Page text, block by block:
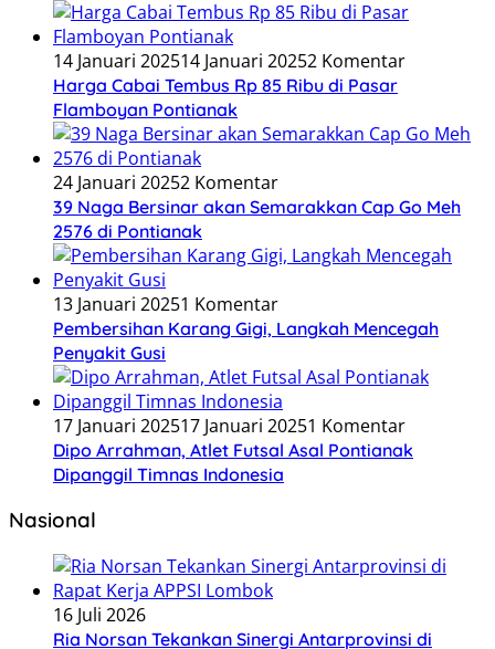
14 Januari 202514 Januari 20252 Komentar
Harga Cabai Tembus Rp 85 Ribu di Pasar
Flamboyan Pontianak
24 Januari 20252 Komentar
39 Naga Bersinar akan Semarakkan Cap Go Meh
2576 di Pontianak
13 Januari 20251 Komentar
Pembersihan Karang Gigi, Langkah Mencegah
Penyakit Gusi
17 Januari 202517 Januari 20251 Komentar
Dipo Arrahman, Atlet Futsal Asal Pontianak
Dipanggil Timnas Indonesia
Nasional
16 Juli 2026
Ria Norsan Tekankan Sinergi Antarprovinsi di